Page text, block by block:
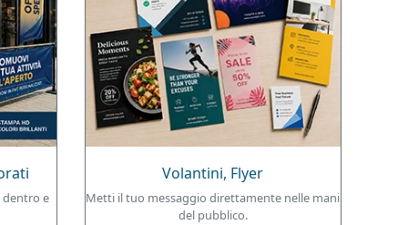
dentro e
Volantini, Flyer
Metti il tuo messaggio direttamente nelle mani
del pubblico.